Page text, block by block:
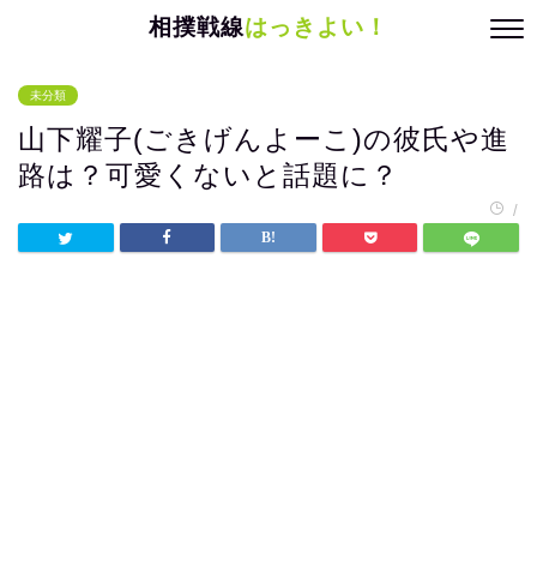
相撲戦線はっきよい！
未分類
山下耀子(ごきげんよーこ)の彼氏や進
路は？可愛くないと話題に？
/